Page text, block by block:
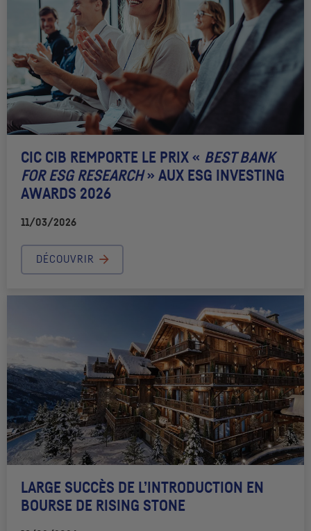
CIC CIB REMPORTE LE PRIX « BEST BANK
FOR ESGRESEARCH» AUX ESG INVESTING
AWARDS 2026
11/03/2026
DÉCOUVRIR
LARGE SUCCÈS DE L’INTRODUCTION EN
BOURSE DE RISING STONE